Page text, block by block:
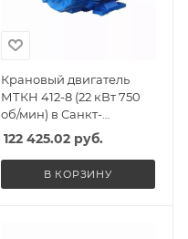
Крановый двигатель
МТКН 412-8 (22 кВт 750
об/мин) в Санкт-
Петербурге, Спб
122 425.02руб.
В КОРЗИНУ